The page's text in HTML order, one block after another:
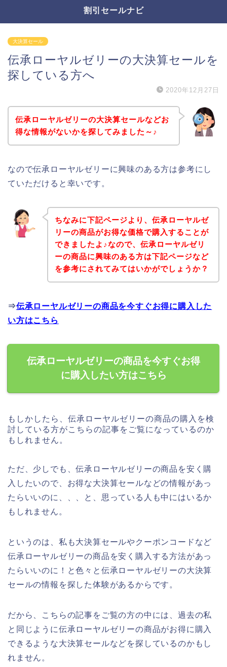
割引セールナビ
大決算セール
伝承ローヤルゼリーの大決算セールを
探している方へ
2020年12月27日
伝承ローヤルゼリーの大決算セールなどお
得な情報がないかを探してみました～♪
なので伝承ローヤルゼリーに興味のある方は参考にし
ていただけると幸いです。
ちなみに下記ページより、伝承ローヤルゼ
リーの商品がお得な価格で購入することが
できましたよ♪なので、伝承ローヤルゼリ
ーの商品に興味のある方は下記ページなど
を参考にされてみてはいかがでしょうか？
⇒伝承ローヤルゼリーの商品を今すぐお得に購入した
い方はこちら
伝承ローヤルゼリーの商品を今すぐお得
に購入したい方はこちら
もしかしたら、伝承ローヤルゼリーの商品の購入を検
討している方がこちらの記事をご覧になっているのか
もしれません。
ただ、少しでも、伝承ローヤルゼリーの商品を安く購
入したいので、お得な大決算セールなどの情報があっ
たらいいのに、、、と、思っている人も中にはいるか
もしれません。
というのは、私も大決算セールやクーポンコードなど
伝承ローヤルゼリーの商品を安く購入する方法があっ
たらいいのに！と色々と伝承ローヤルゼリーの大決算
セールの情報を探した体験があるからです。
だから、こちらの記事をご覧の方の中には、過去の私
と同じように伝承ローヤルゼリーの商品がお得に購入
できるような大決算セールなどを探しているのかもし
れません。